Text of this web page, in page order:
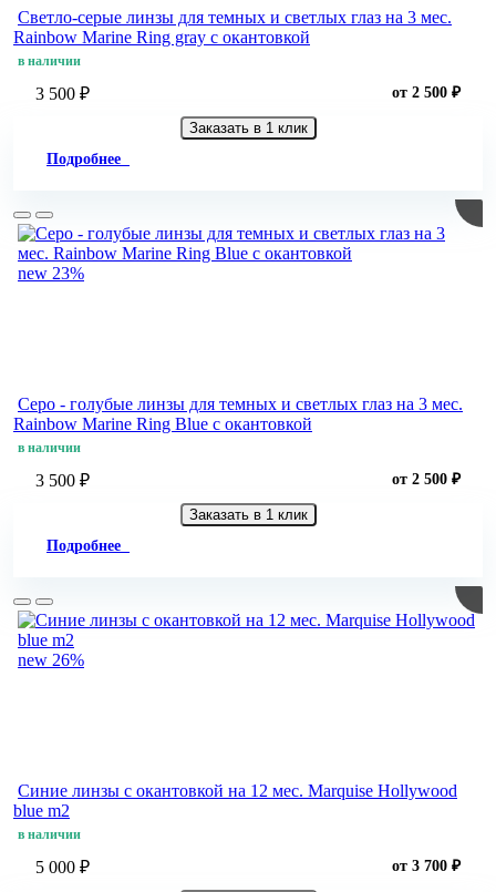
Светло-серые линзы для темных и светлых глаз на 3 мес.
Rainbow Marine Ring gray с окантовкой
в наличии
3 500 ₽ от 2 500 ₽
Заказать в 1 клик
Подробнее
new 23%
Серо - голубые линзы для темных и светлых глаз на 3 мес.
Rainbow Marine Ring Blue с окантовкой
в наличии
3 500 ₽ от 2 500 ₽
Заказать в 1 клик
Подробнее
new 26%
Синие линзы c окантовкой на 12 мес. Marquise Hollywood
blue m2
в наличии
5 000 ₽ от 3 700 ₽